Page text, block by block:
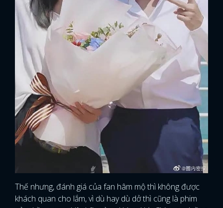
Thế nhưng, đánh giá của fan hâm mộ thì không được
khách quan cho lắm, vì dù hay dù dở thì cũng là phim